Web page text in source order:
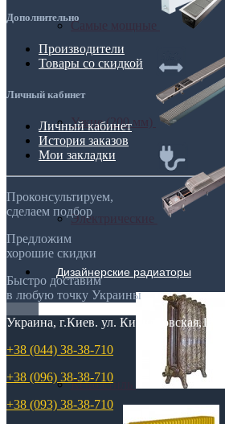
Самые мощные
Узкие (200 мм)
Электрические
Дизайнерские радиаторы
Retro стиль
Дополнительно
Производители
Товары со скидкой
Личный кабинет
Личный кабинет
История заказов
Мои закладки
Проконсультируем,
сделаем подбор
Предложим
хорошие скидки
Быстро доставим
в любую точку Украины
Украина, г.Киев. ул. Кирилловская,160А
+38 (044) 38-38-710
+38 (096) 38-38-710
+38 (093) 38-38-710